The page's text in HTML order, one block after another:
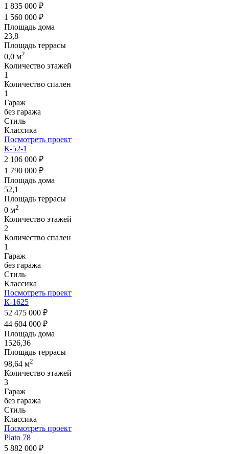
1 835 000 ₽
1 560 000 ₽
Площадь дома
23,8
Площадь террасы
0,0 м2
Количество этажей
1
Количество спален
1
Гараж
без гаража
Стиль
Классика
Посмотреть проект
К-52-1
2 106 000 ₽
1 790 000 ₽
Площадь дома
52,1
Площадь террасы
0 м2
Количество этажей
2
Количество спален
1
Гараж
без гаража
Стиль
Классика
Посмотреть проект
К-1625
52 475 000 ₽
44 604 000 ₽
Площадь дома
1526,36
Площадь террасы
98,64 м2
Количество этажей
3
Гараж
без гаража
Стиль
Классика
Посмотреть проект
Plato 78
5 882 000 ₽